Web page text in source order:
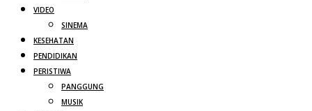
VIDEO
SINEMA
KESEHATAN
PENDIDIKAN
PERISTIWA
PANGGUNG
MUSIK